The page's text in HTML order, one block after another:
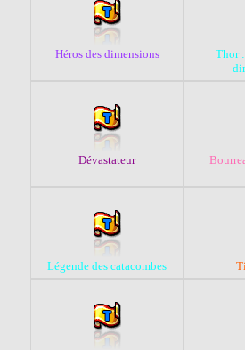
Héros des dimensions
Thor
Dévastateur
Légende des catacombes